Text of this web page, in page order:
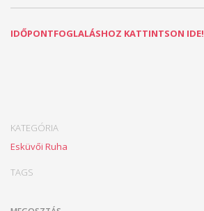
IDŐPONTFOGLALÁSHOZ KATTINTSON IDE!
KATEGÓRIA
Esküvői Ruha
TAGS